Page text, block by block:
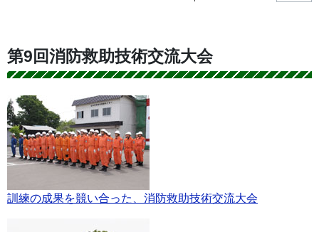
第9回消防救助技術交流大会
訓練の成果を競い合った、消防救助技術交流大会